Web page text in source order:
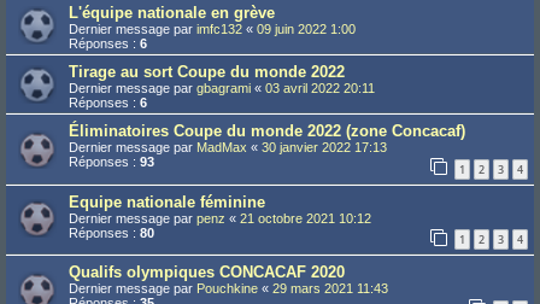
L'équipe nationale en grève
Dernier message par imfc132 « 09 juin 2022 1:00
Réponses : 6
Tirage au sort Coupe du monde 2022
Dernier message par gbagrami « 03 avril 2022 20:11
Réponses : 6
Éliminatoires Coupe du monde 2022 (zone Concacaf)
Dernier message par MadMax « 30 janvier 2022 17:13
Réponses : 93 1 2 3 4
Equipe nationale féminine
Dernier message par penz « 21 octobre 2021 10:12
Réponses : 80 1 2 3 4
Qualifs olympiques CONCACAF 2020
Dernier message par Pouchkine « 29 mars 2021 11:43